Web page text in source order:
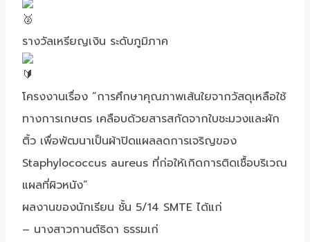
รางวัลเหรียญเงิน​ ระดับภูมิภาค
โครงงานเรื่อง “การศึกษาคุณภาพเส้นใยจากวัสดุเหลือใช้
ทางการเกษตร เคลือบด้วยสารสกัดจากใบชะมวงและผัก
ติ้ว เพื่อพัฒนาเป็นผ้าปิดแผลลดการเจริญของ
Staphylococcus aureus ที่ก่อให้เกิดการติดเชื้อบริเวณ
แผลที่ผิวหนัง”
ผลงานของนักเรียน ชั้น 5/14 SMTE ได้แก่
– นางสาวกานต์ธิดา ธรรมเก่